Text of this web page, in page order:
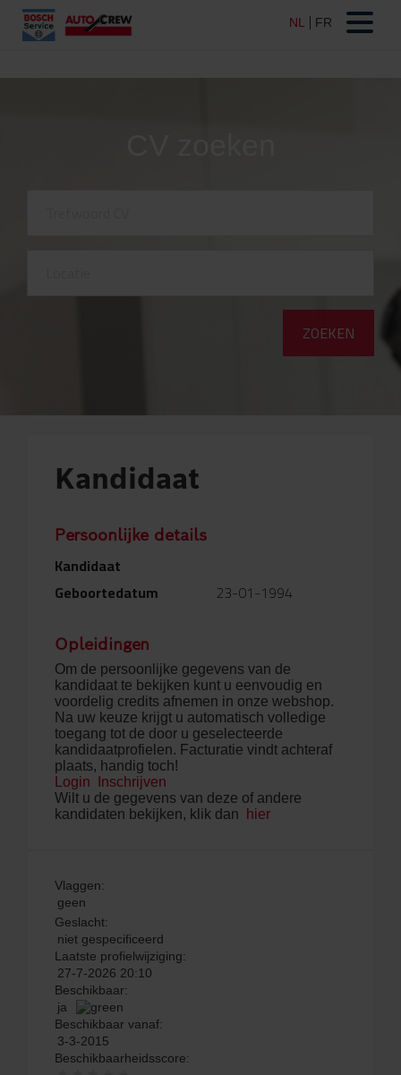
Kandidaat
Persoonlijke details
Kandidaat
Geboortedatum
23-01-1994
Opleidingen
Om de persoonlijke gegevens van de
kandidaat te bekijken kunt u eenvoudig en
voordelig credits afnemen in onze webshop.
Na uw keuze krijgt u automatisch volledige
toegang tot de door u geselecteerde
kandidaatprofielen. Facturatie vindt achteraf
plaats, handig toch!
Login
Inschrijven
Wilt u de gegevens van deze of andere
kandidaten bekijken, klik dan
hier
Vlaggen:
geen
Geslacht:
niet gespecificeerd
Laatste profielwijziging:
27-7-2026 20:10
Beschikbaar:
ja
Beschikbaar vanaf:
3-3-2015
Beschikbaarheidsscore: